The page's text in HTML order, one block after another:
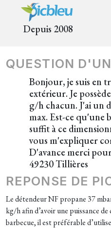
Depuis 2008
QUESTION
Bonjour, je suis en
extérieur. Je
g/h chacun. J'ai un
max. Est-ce qu'une
suffit à ce
vous m'expliquer
D'avance merci
49230 Tillières
REPONSE DE
Le détendeur NF propane 37
kg/h afin d’avoir une puissance
barbecue, il est préférable